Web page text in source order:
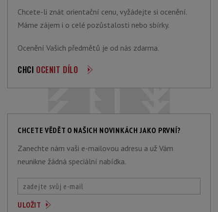
Chcete-li znát orientační cenu, vyžádejte si ocenění.
Máme zájem i o celé pozůstalosti nebo sbírky.
Ocenění Vašich předmětů je od nás zdarma.
CHCI OCENIT DÍLO
CHCETE VĚDĚT O NAŠICH NOVINKÁCH JAKO PRVNÍ?
Zanechte nám vaši e-mailovou adresu a už Vám
neunikne žádná speciální nabídka.